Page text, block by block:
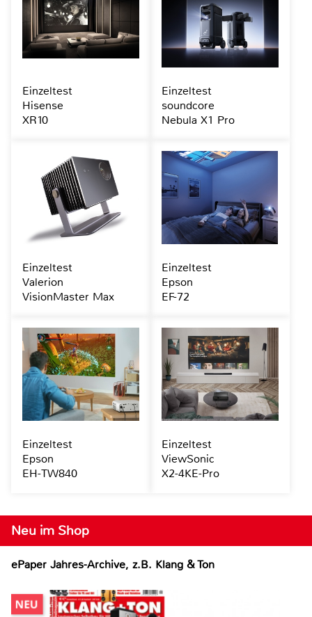
Neu im Shop
ePaper Jahres-Archive, z.B. Klang & Ton
Einzeltest
Hisense
XR10
Einzeltest
soundcore
Nebula X1 Pro
Einzeltest
Valerion
VisionMaster Max
Einzeltest
Epson
EF-72
Einzeltest
Epson
EH-TW840
Einzeltest
ViewSonic
X2-4KE-Pro